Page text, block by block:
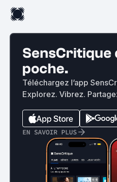
SensCritique
poche.
Téléchargez l’app
Explorez. Vibrez.
EN SAVOIR PLUS